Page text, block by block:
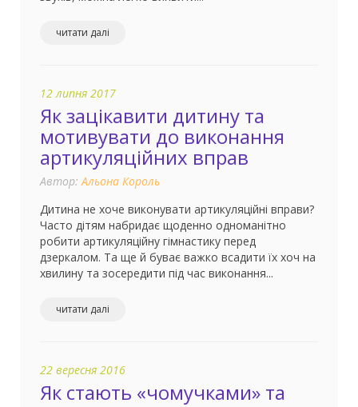
читати далі
12 липня 2017
Як зацікавити дитину та
мотивувати до виконання
артикуляційних вправ
Автор:Альона Король
Дитина не хоче виконувати артикуляційні вправи?
Часто дітям набридає щоденно одноманітно
робити артикуляційну гімнастику перед
дзеркалом. Та ще й буває важко всадити їх хоч на
хвилину та зосередити під час виконання...
читати далі
22 вересня 2016
Як стають «чомучками» та